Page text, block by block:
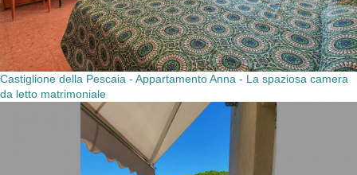
Castiglione della Pescaia - Appartamento Anna - La spaziosa camera
da letto matrimoniale